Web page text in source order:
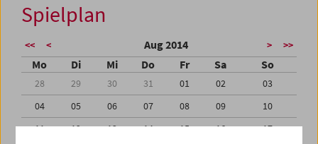
Spielplan
<< < Aug 2014 > >>
Mo Di Mi Do Fr Sa So
28 29 30 31 01 02
03
04
05 06 07 08 09
10
11
12 13 14 15 16
17